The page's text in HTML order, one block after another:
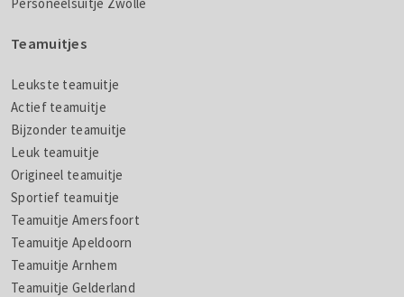
Teamuitjes
Leukste teamuitje
Actief teamuitje
Bijzonder teamuitje
Leuk teamuitje
Origineel teamuitje
Sportief teamuitje
Teamuitje Amersfoort
Teamuitje Apeldoorn
Teamuitje Arnhem
Teamuitje Gelderland